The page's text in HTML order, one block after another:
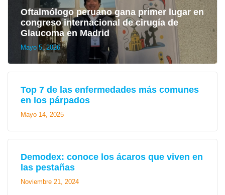
Oftalmólogo peruano gana primer lugar en
congreso internacional de cirugía de
Glaucoma en Madrid
Mayo 5, 2026
Top 7 de las enfermedades más comunes
en los párpados
Mayo 14, 2025
Demodex: conoce los ácaros que viven en
las pestañas
Noviembre 21, 2024